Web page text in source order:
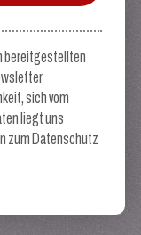
bereitgestellten
sich vom
liegt uns
zum Datenschutz